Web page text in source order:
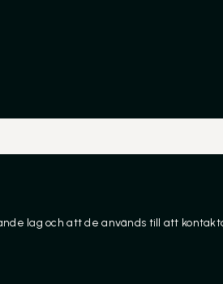
lag och att de används till att